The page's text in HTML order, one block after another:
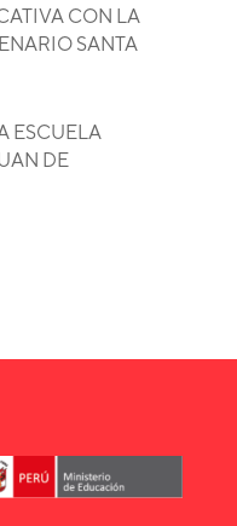
CON LA
SANTA
ESCUELA
DE